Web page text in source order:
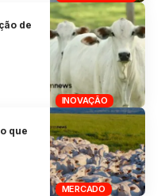
INOVAÇÃO
de
MERCADO
que